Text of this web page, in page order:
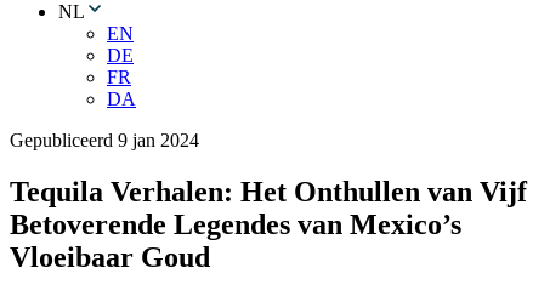
NL
EN
DE
FR
DA
Gepubliceerd 9 jan 2024
Tequila Verhalen: Het Onthullen van Vijf
Betoverende Legendes van Mexico’s
Vloeibaar Goud